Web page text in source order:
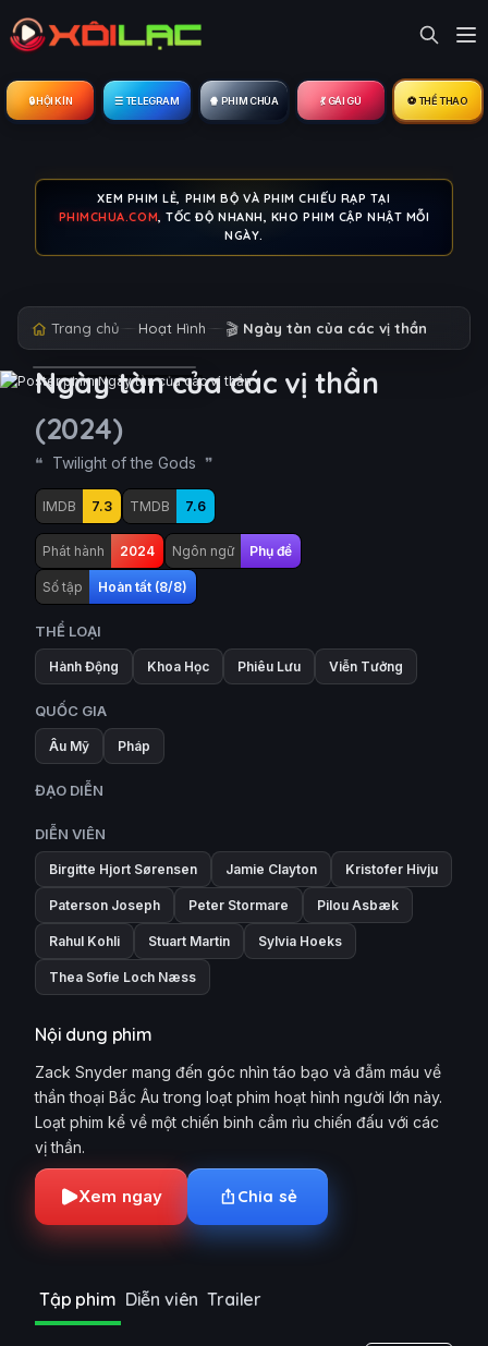
🔒︎ HỘI KÍN ☰ TELEGRAM 🍿 PHIM CHÙA 💃 GÁI GÚ ⚽ THỂ THAO
XEM PHIM LẺ, PHIM BỘ VÀ PHIM CHIẾU RẠP TẠI
PHIMCHUA.COM, TỐC ĐỘ NHANH, KHO PHIM CẬP NHẬT MỖI
NGÀY.
Trang chủ Hoạt Hình 🎬 Ngày tàn của các vị thần
Ngày tàn của các vị thần
(2024)
Twilight of the Gods
IMDB 7.3 TMDB 7.6
Phát hành 2024 Ngôn ngữ Phụ đề
Số tập Hoàn tất (8/8)
THỂ LOẠI
Hành Động Khoa Học Phiêu Lưu Viễn Tưởng
QUỐC GIA
Âu Mỹ Pháp
ĐẠO DIỄN
DIỄN VIÊN
Birgitte Hjort Sørensen Jamie Clayton Kristofer Hivju
Paterson Joseph Peter Stormare Pilou Asbæk
Rahul Kohli Stuart Martin Sylvia Hoeks
Thea Sofie Loch Næss
Nội dung phim
Zack Snyder mang đến góc nhìn táo bạo và đẫm máu về
thần thoại Bắc Âu trong loạt phim hoạt hình người lớn này.
Loạt phim kể về một chiến binh cầm rìu chiến đấu với các
vị thần.
Xem ngay Chia sẻ
Tập phim Diễn viên Trailer